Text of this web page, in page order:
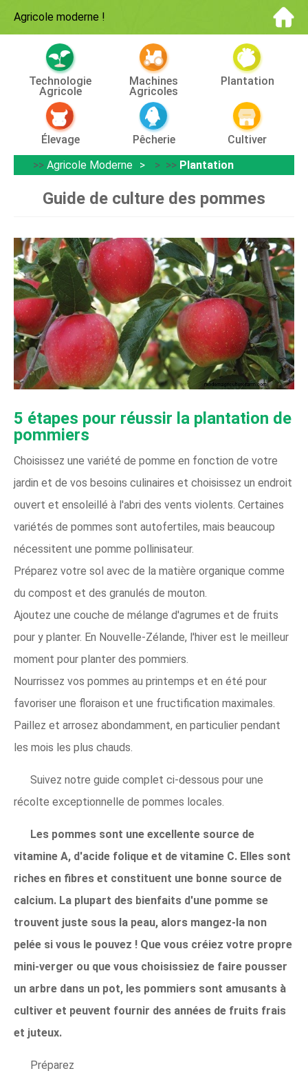
Agricole moderne !
Technologie
Agricole
Machines
Agricoles
Plantation
Élevage Pêcherie
Cultiver
>> Agricole Moderne > >> Plantation
Guide de culture des pommes
5 étapes pour réussir la plantation de
pommiers
Choisissez une variété de pomme en fonction de votre
jardin et de vos besoins culinaires et choisissez un endroit
ouvert et ensoleillé à l'abri des vents violents. Certaines
variétés de pommes sont autofertiles, mais beaucoup
nécessitent une pomme pollinisateur.
Préparez votre sol avec de la matière organique comme
du compost et des granulés de mouton.
Ajoutez une couche de mélange d'agrumes et de fruits
pour y planter. En Nouvelle-Zélande, l'hiver est le meilleur
moment pour planter des pommiers.
Nourrissez vos pommes au printemps et en été pour
favoriser une floraison et une fructification maximales.
Paillez et arrosez abondamment, en particulier pendant
les mois les plus chauds.
Suivez notre guide complet ci-dessous pour une
récolte exceptionnelle de pommes locales.
Les pommes sont une excellente source de
vitamine A, d'acide folique et de vitamine C. Elles sont
riches en fibres et constituent une bonne source de
calcium. La plupart des bienfaits d'une pomme se
trouvent juste sous la peau, alors mangez-la non
pelée si vous le pouvez ! Que vous créiez votre propre
mini-verger ou que vous choisissiez de faire pousser
un arbre dans un pot, les pommiers sont amusants à
cultiver et peuvent fournir des années de fruits frais
et juteux.
Préparez